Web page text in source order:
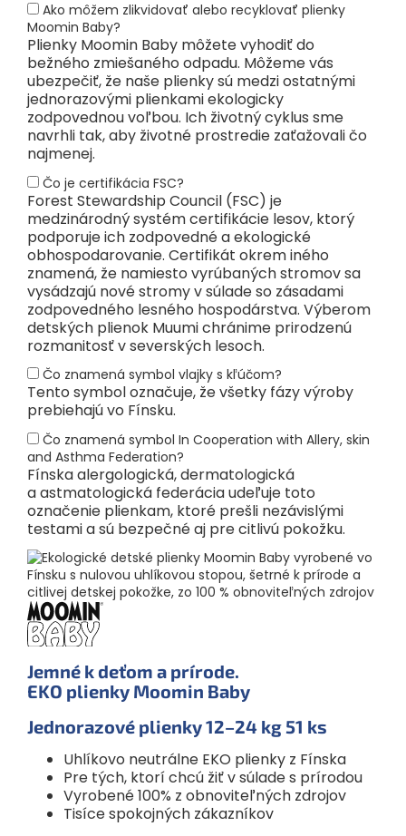
Ako môžem zlikvidovať alebo recyklovať plienky
Moomin Baby?
Plienky Moomin Baby môžete vyhodiť do
bežného zmiešaného odpadu. Môžeme vás
ubezpečiť, že naše plienky sú medzi ostatnými
jednorazovými plienkami ekologicky
zodpovednou voľbou. Ich životný cyklus sme
navrhli tak, aby životné prostredie zaťažovali čo
najmenej.
Čo je certifikácia FSC?
Forest Stewardship Council (FSC) je
medzinárodný systém certifikácie lesov, ktorý
podporuje ich zodpovedné a ekologické
obhospodarovanie. Certifikát okrem iného
znamená, že namiesto vyrúbaných stromov sa
vysádzajú nové stromy v súlade so zásadami
zodpovedného lesného hospodárstva. Výberom
detských plienok Muumi chránime prirodzenú
rozmanitosť v severských lesoch.
Čo znamená symbol vlajky s kľúčom?
Tento symbol označuje, že všetky fázy výroby
prebiehajú vo Fínsku.
Čo znamená symbol In Cooperation with Allery, skin
and Asthma Federation?
Fínska alergologická, dermatologická
a astmatologická federácia udeľuje toto
označenie plienkam, ktoré prešli nezávislými
testami a sú bezpečné aj pre citlivú pokožku.
Jemné k deťom a prírode.
EKO plienky Moomin Baby
Jednorazové plienky12–24 kg 51 ks
Uhlíkovo neutrálne EKO plienky z Fínska
Pre tých, ktorí chcú žiť v súlade s prírodou
Vyrobené 100% z obnoviteľných zdrojov
Tisíce spokojných zákazníkov